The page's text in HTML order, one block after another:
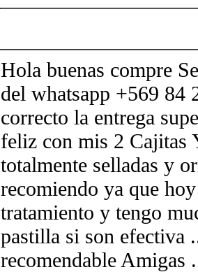
Hola buenas compre
del whatsapp +569 84
correcto la entrega
feliz con mis 2 Cajitas
totalmente selladas y
recomiendo ya que
tratamiento y tengo
pastilla si son efectiva
recomendable Amigas